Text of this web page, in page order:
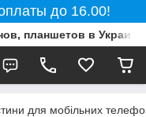
до 16.00!
планшетов в
для мобільних